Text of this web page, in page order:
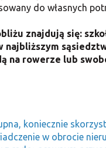
do własnych
znajdują się:
najbliższym
na rowerze lub
koniecznie
w obrocie